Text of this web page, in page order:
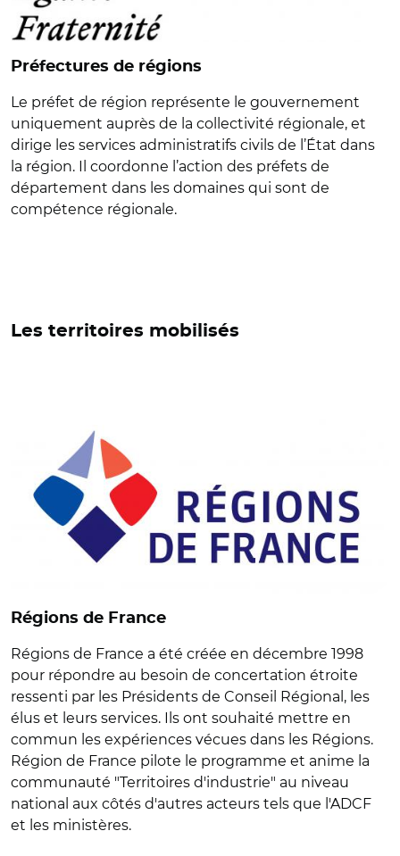
Préfectures de régions
Le préfet de région représente le gouvernement
uniquement auprès de la collectivité régionale, et
dirige les services administratifs civils de l’État dans
la région. Il coordonne l’action des préfets de
département dans les domaines qui sont de
compétence régionale.
Les territoires mobilisés
Régions de France
Régions de France a été créée en décembre 1998
pour répondre au besoin de concertation étroite
ressenti par les Présidents de Conseil Régional, les
élus et leurs services. Ils ont souhaité mettre en
commun les expériences vécues dans les Régions.
Région de France pilote le programme et anime la
communauté "Territoires d'industrie" au niveau
national aux côtés d'autres acteurs tels que l'ADCF
et les ministères.